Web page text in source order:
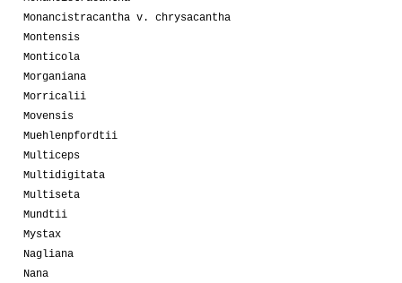
Monancistracantha v. chrysacantha
Montensis
Monticola
Morganiana
Morricalii
Movensis
Muehlenpfordtii
Multiceps
Multidigitata
Multiseta
Mundtii
Mystax
Nagliana
Nana